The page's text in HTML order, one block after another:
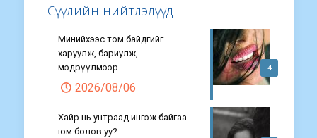
Сүүлийн нийтлэлүүд
4
Минийхээс том байдгийг
харуулж, бариулж,
мэдрүүлмээр…
2026/08/06
Хайр нь унтраад ингэж байгаа
юм болов уу?